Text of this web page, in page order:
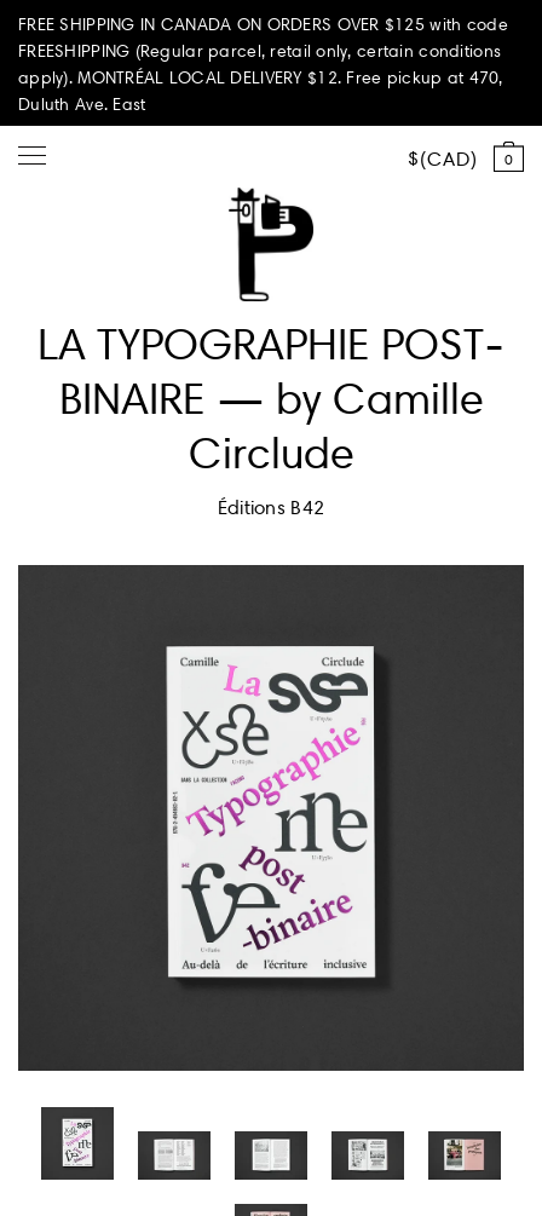
FREE SHIPPING IN CANADA ON ORDERS OVER $125 with code
FREESHIPPING (Regular parcel, retail only, certain conditions
apply). MONTRÉAL LOCAL DELIVERY $12. Free pickup at 470,
Duluth Ave. East
0
CAD
Summer Vibes
Paperole Edition
LA TYPOGRAPHIE POST-
BINAIRE — by Camille
Circlude
Éditions B42